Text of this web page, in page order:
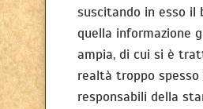
suscitando in esso il
quella informazione
ampia, di cui si è
realtà troppo spesso
responsabili della